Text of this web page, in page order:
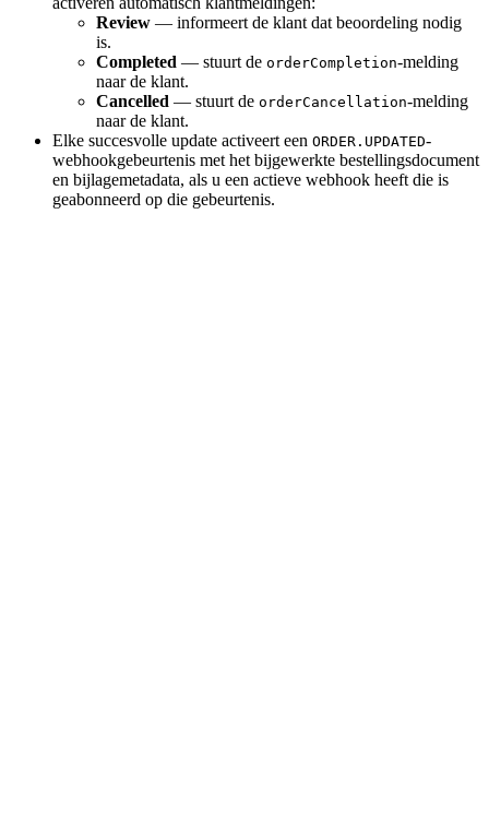
Review — informeert de klant dat beoordeling nodig
is.
Completed — stuurt de orderCompletion-melding
naar de klant.
Cancelled — stuurt de orderCancellation-melding
naar de klant.
Elke succesvolle update activeert een ORDER.UPDATED-
webhookgebeurtenis met het bijgewerkte bestellingsdocument
en bijlagemeta­data, als u een actieve webhook heeft die is
geabonneerd op die gebeurtenis.